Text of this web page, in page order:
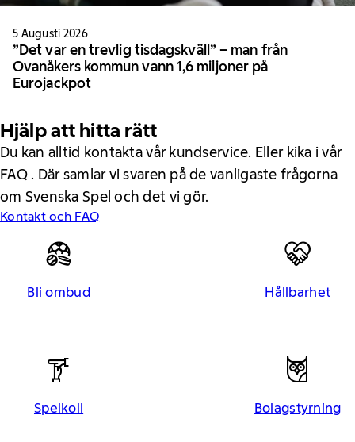
5 Augusti 2026
”Det var en trevlig tisdagskväll” – man från
Ovanåkers kommun vann 1,6 miljoner på
Eurojackpot
Hjälp att hitta rätt
Du kan alltid kontakta vår kundservice. Eller kika i vår
FAQ . Där samlar vi svaren på de vanligaste frågorna
om Svenska Spel och det vi gör.
Kontakt och FAQ
Bli ombud Hållbarhet
Spelkoll Bolagstyrning